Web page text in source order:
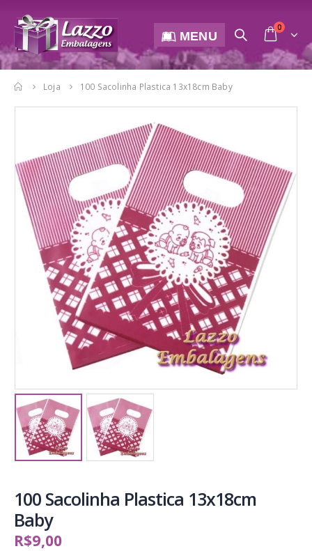
MENU
0
Loja 100 Sacolinha Plastica 13x18cm Baby
100 Sacolinha Plastica 13x18cm
Baby
R$9,00